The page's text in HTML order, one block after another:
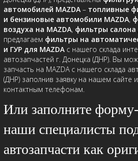
автомобилей MAZDA – топливные
и бензиновые автомобили MAZDA,
воздуха на MAZDA, фильтры салона
предлагаем фильтры на
и ГУР для MAZDA с нашего склада
автозапчастей г. Донецка (ДНР). Вы
запчасть на MAZDA с нашего склада
(ДНР) заполнив заявку на нашем сайте
контактным телефонам.
Или заполните форму-
наши специалисты
автозапчасти как